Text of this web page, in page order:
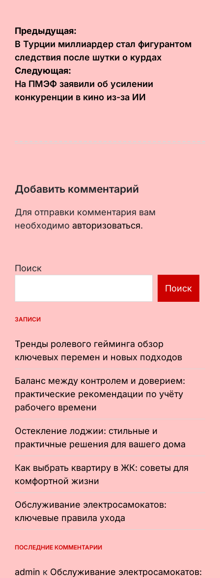
Навигация
по
записям
Предыдущая:
В Турции миллиардер стал фигурантом
следствия после шутки о курдах
Следующая:
На ПМЭФ заявили об усилении
конкуренции в кино из-за ИИ
Добавить комментарий
Для отправки комментария вам
необходимо авторизоваться.
Поиск
Поиск
ЗАПИСИ
Тренды ролевого гейминга обзор
ключевых перемен и новых подходов
Баланс между контролем и доверием:
практические рекомендации по учёту
рабочего времени
Остекление лоджии: стильные и
практичные решения для вашего дома
Как выбрать квартиру в ЖК: советы для
комфортной жизни
Обслуживание электросамокатов:
ключевые правила ухода
ПОСЛЕДНИЕ КОММЕНТАРИИ
admin к Обслуживание электросамокатов: